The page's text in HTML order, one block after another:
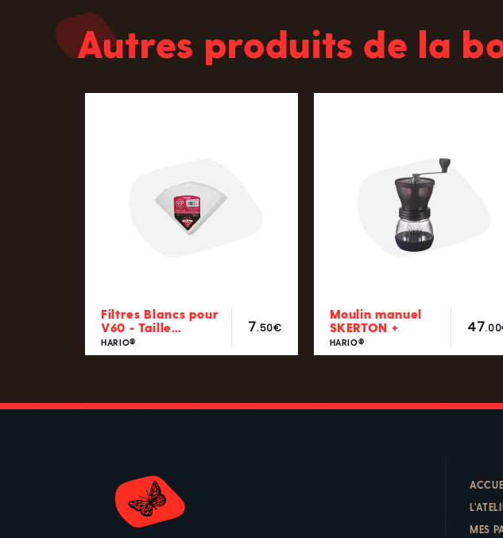
Autres produits de la
Filtres Blancs pour
V60 - Taille…
HARIO®
7.50€
Moulin manuel
SKERTON +
HARIO®
47
MES